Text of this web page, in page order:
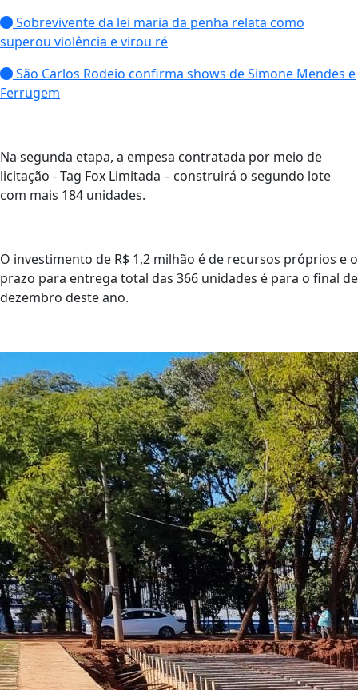
Sobrevivente da lei maria da penha relata como
superou violência e virou ré
São Carlos Rodeio confirma shows de Simone Mendes e
Ferrugem
Na segunda etapa, a empesa contratada por meio de
licitação - Tag Fox Limitada – construirá o segundo lote
com mais 184 unidades.
O investimento de R$ 1,2 milhão é de recursos próprios e o
prazo para entrega total das 366 unidades é para o final de
dezembro deste ano.